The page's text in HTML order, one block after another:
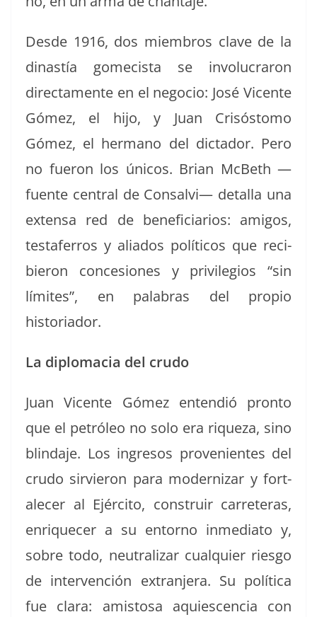
Des­de 1916, dos miem­bros clave de la
dinastía gomecista se involu­craron
direc­ta­mente en el nego­cio: José Vicente
Gómez, el hijo, y Juan Crisós­to­mo
Gómez, el her­mano del dic­ta­dor. Pero
no fueron los úni­cos. Bri­an McBeth —
fuente cen­tral de Con­salvi— detal­la una
exten­sa red de ben­e­fi­cia­r­ios: ami­gos,
testa­fer­ros y ali­a­dos políti­cos que reci­
bieron con­ce­siones y priv­i­le­gios “sin
límites”, en pal­abras del pro­pio
historiador.
La diplo­ma­cia del crudo
Juan Vicente Gómez entendió pron­to
que el petróleo no solo era riqueza, sino
blinda­je. Los ingre­sos prove­nientes del
crudo sirvieron para mod­ern­izar y for­t­
ale­cer al Ejérci­to, con­stru­ir car­reteras,
enrique­cer a su entorno inmedi­a­to y,
sobre todo, neu­tralizar cualquier ries­go
de inter­ven­ción extran­jera. Su políti­ca
fue clara: amis­tosa aqui­es­cen­cia con